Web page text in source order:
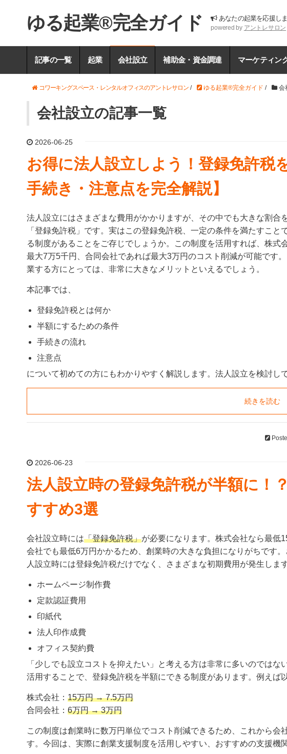
ゆる起業®完全ガイド あなたの起業を応援し
powered by アントレサロン
記事の一覧 起業 会社設立 補助金・資金調達 マーケティン
コワーキングスペース・レンタルオフィスのアントレサロン/ ゆる起業®完全ガイド / 会
会社設立の記事一覧
2026-06-25
お得に法人設立しよう！登録免許税
手続き・注意点を完全解説】
法人設立にはさまざまな費用がかかりますが、その中でも大きな割合
「登録免許税」です。実はこの登録免許税、一定の条件を満たすこと
る制度があることをご存じでしょうか。この制度を活用すれば、株式
最大7万5千円、合同会社であれば最大3万円のコスト削減が可能です
業する方にとっては、非常に大きなメリットといえるでしょう。
本記事では、
登録免許税とは何か
半額にするための条件
手続きの流れ
注意点
について初めての方にもわかりやすく解説します。法人設立を検討し
続きを読む
2026-06-23
法人設立時の登録免許税が半額に！
すすめ3選
会社設立時には「登録免許税」が必要になります。株式会社なら最低
会社でも最低6万円かかるため、創業時の大きな負担になりがちです
人設立時には登録免許税だけでなく、さまざまな初期費用が発生します
ホームページ制作費
定款認証費用
印紙代
法人印作成費
オフィス契約費
「少しでも設立コストを抑えたい」と考える方は非常に多いのでは
活用することで、登録免許税を半額にできる制度があります。例えば
株式会社： 15万円 → 7.5万円
合同会社： 6万円 → 3万円
この制度は創業時に数万円単位でコスト削減できるため、これから
す。今回は、実際に創業支援制度を活用しやすい、おすすめの支援機